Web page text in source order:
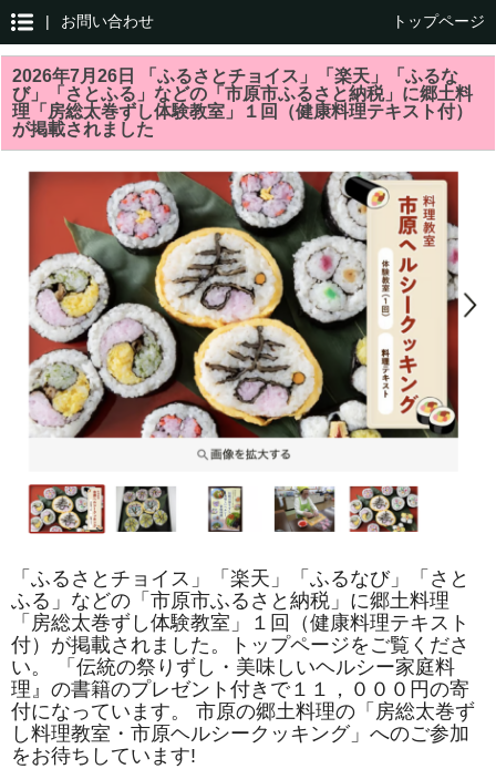
| お問い合わせ トップページ
2026年7月26日 「ふるさとチョイス」「楽天」「ふるな
び」「さとふる」などの「市原市ふるさと納税」に郷土料
理「房総太巻ずし体験教室」１回（健康料理テキスト付）
が掲載されました
「ふるさとチョイス」「楽天」「ふるなび」「さと
ふる」などの「市原市ふるさと納税」に郷土料理
「房総太巻ずし体験教室」１回（健康料理テキスト
付）が掲載されました。トップページをご覧くださ
い。 「伝統の祭りずし・美味しいヘルシー家庭料
理』の書籍のプレゼント付きで１１，０００円の寄
付になっています。 市原の郷土料理の「房総太巻ず
し料理教室・市原ヘルシークッキング」へのご参加
をお待ちしています!